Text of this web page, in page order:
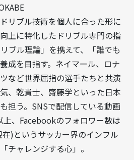
リブル技術を個人に合った形に
上に特化したドリブル専門の指
ブル理論」を携えて、「誰でも
成を目指す。ネイマール、ロナ
など世界屈指の選手たちと共演
、乾貴士、齋藤学といった日本
担う。SNSで配信している動画
上、Facebookのフォロワー数は
)というサッカー界のインフル
チャレンジする心」。